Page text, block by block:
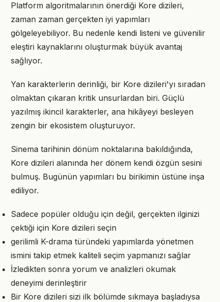
Platform algoritmalarının önerdiği Kore dizileri,
zaman zaman gerçekten iyi yapımları
gölgeleyebiliyor. Bu nedenle kendi listeni ve güvenilir
eleştiri kaynaklarını oluşturmak büyük avantaj
sağlıyor.
Yan karakterlerin derinliği, bir Kore dizileri'yı sıradan
olmaktan çıkaran kritik unsurlardan biri. Güçlü
yazılmış ikincil karakterler, ana hikâyeyi besleyen
zengin bir ekosistem oluşturuyor.
Sinema tarihinin dönüm noktalarına bakıldığında,
Kore dizileri alanında her dönem kendi özgün sesini
bulmuş. Bugünün yapımları bu birikimin üstüne inşa
ediliyor.
Sadece popüler olduğu için değil, gerçekten ilginizi
çektiği için Kore dizileri seçin
gerilimli K-drama türündeki yapımlarda yönetmen
ismini takip etmek kaliteli seçim yapmanızı sağlar
İzledikten sonra yorum ve analizleri okumak
deneyimi derinleştirir
Bir Kore dizileri sizi ilk bölümde sıkmaya başladıysa